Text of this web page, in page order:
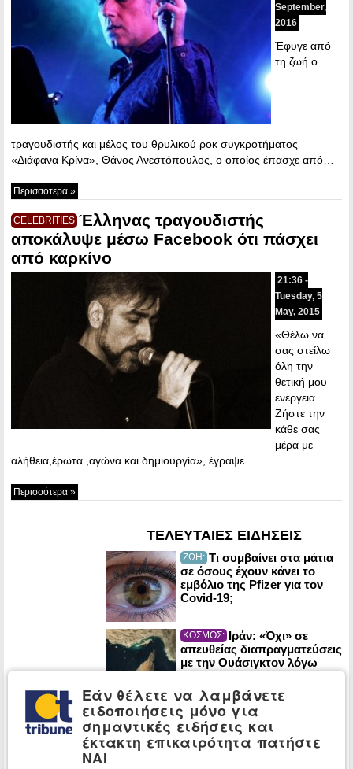
September,
2016
Έφυγε από
τη ζωή ο
τραγουδιστής και μέλος του θρυλικού ροκ συγκροτήματος
«Διάφανα Κρίνα», Θάνος Ανεστόπουλος, ο οποίος έπασχε από…
Περισσότερα »
CELEBRITIES Έλληνας τραγουδιστής
αποκάλυψε μέσω Facebook ότι πάσχει
από καρκίνο
21:36 -
Tuesday, 5
May, 2015
«Θέλω να
σας στείλω
όλη την
θετική μου
ενέργεια.
Ζήστε την
κάθε σας
μέρα με
αλήθεια,έρωτα ,αγώνα και δημιουργία», έγραψε…
Περισσότερα »
ΤΕΛΕΥΤΑΙΕΣ ΕΙΔΗΣΕΙΣ
ΖΩΗ: Τι συμβαίνει στα μάτια
σε όσους έχουν κάνει το
εμβόλιο της Pfizer για τον
Covid-19;
ΚΟΣΜΟΣ: Ιράν: «Όχι» σε
απευθείας διαπραγματεύσεις
με την Ουάσιγκτον λόγω
παραβίασης της ενδιάμεσης
συμφωνίας
ΚΟΣΜΟΣ:
Η Συμφωνία της
Μέκκας -Τουρκία, Σαουδ.
Αραβία, Πακιστάν- απειλεί
Ισραήλ και Ινδία;
Εάν θέλετε να λαμβάνετε
ειδοποιήσεις μόνο για
σημαντικές ειδήσεις και
έκτακτη επικαιρότητα πατήστε
ΝΑΙ